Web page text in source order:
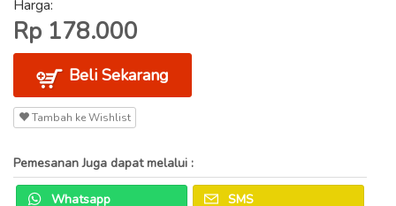
Harga:
Rp 178.000
Beli Sekarang
Tambah ke Wishlist
Pemesanan Juga dapat melalui :
Whatsapp SMS